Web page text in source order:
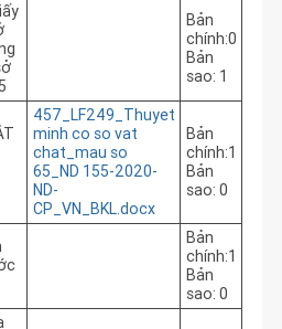
Bản
chính:0
Bản
sao: 1
457_LF249_Thuyet
minh co so vat
chat_mau so
65_ND 155-2020-
ND-
CP_VN_BKL.docx
Bản
chính:1
Bản
sao: 0
Bản
chính:1
Bản
sao: 0